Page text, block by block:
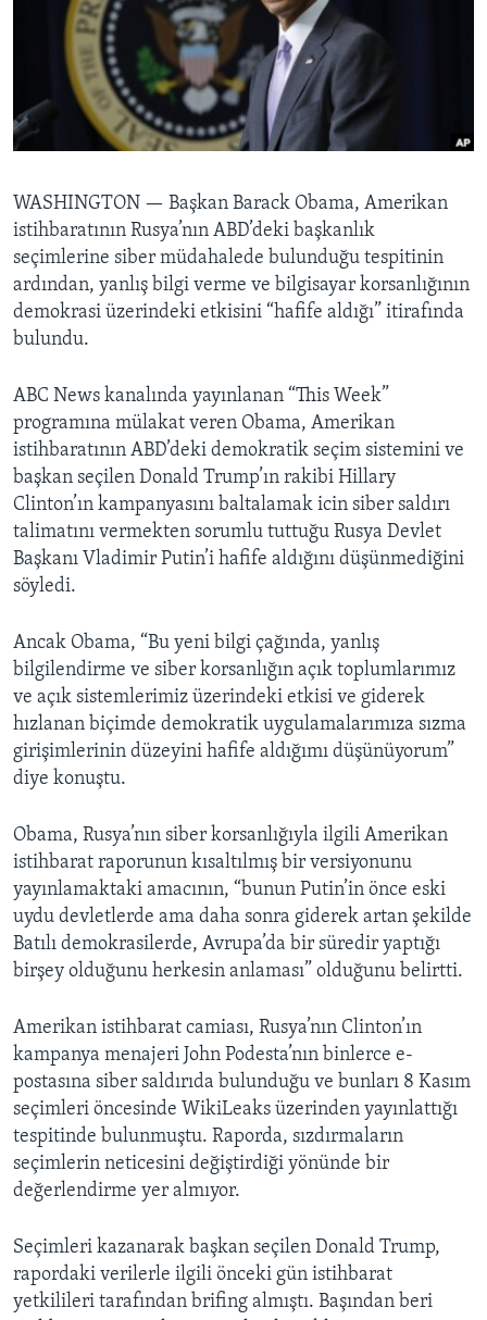
HAYATTAN
SANAT
BIZI TAKIP EDIN
Diller
WASHINGTON — Başkan Barack Obama, Amerikan
istihbaratının Rusya’nın ABD’deki başkanlık
seçimlerine siber müdahalede bulunduğu tespitinin
ardından, yanlış bilgi verme ve bilgisayar korsanlığının
demokrasi üzerindeki etkisini “hafife aldığı” itirafında
bulundu.
ABC News kanalında yayınlanan “This Week”
programına mülakat veren Obama, Amerikan
istihbaratının ABD’deki demokratik seçim sistemini ve
başkan seçilen Donald Trump’ın rakibi Hillary
Clinton’ın kampanyasını baltalamak icin siber saldırı
talimatını vermekten sorumlu tuttuğu Rusya Devlet
Başkanı Vladimir Putin’i hafife aldığını düşünmediğini
söyledi.
Ancak Obama, “Bu yeni bilgi çağında, yanlış
bilgilendirme ve siber korsanlığın açık toplumlarımız
ve açık sistemlerimiz üzerindeki etkisi ve giderek
hızlanan biçimde demokratik uygulamalarımıza sızma
girişimlerinin düzeyini hafife aldığımı düşünüyorum”
diye konuştu.
Obama, Rusya’nın siber korsanlığıyla ilgili Amerikan
istihbarat raporunun kısaltılmış bir versiyonunu
yayınlamaktaki amacının, “bunun Putin’in önce eski
uydu devletlerde ama daha sonra giderek artan şekilde
Batılı demokrasilerde, Avrupa’da bir süredir yaptığı
birşey olduğunu herkesin anlaması” olduğunu belirtti.
Amerikan istihbarat camiası, Rusya’nın Clinton’ın
kampanya menajeri John Podesta’nın binlerce e-
postasına siber saldırıda bulunduğu ve bunları 8 Kasım
seçimleri öncesinde WikiLeaks üzerinden yayınlattığı
tespitinde bulunmuştu. Raporda, sızdırmaların
seçimlerin neticesini değiştirdiği yönünde bir
değerlendirme yer almıyor.
Seçimleri kazanarak başkan seçilen Donald Trump,
rapordaki verilerle ilgili önceki gün istihbarat
yetkilileri tarafından brifing almıştı. Başından beri